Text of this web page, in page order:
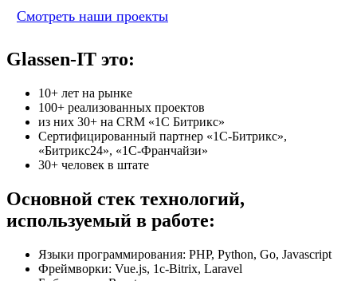
Смотреть наши проекты
Glassen-IT это:
10+ лет на рынке
100+ реализованных проектов
из них 30+ на CRM «1С Битрикс»
Сертифицированный партнер «1С-Битрикс»,
«Битрикс24», «1С-Франчайзи»
30+ человек в штате
Основной стек технологий,
используемый в работе:
Языки программирования: PHP, Python, Go, Javascript
Фреймворки: Vue.js, 1c-Bitrix, Laravel